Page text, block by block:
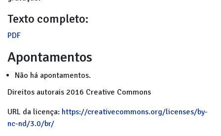
Texto completo:
PDF
Apontamentos
Não há apontamentos.
Direitos autorais 2016 Creative Commons
URL da licença: https://creativecommons.org/licenses/by-
nc-nd/3.0/br/